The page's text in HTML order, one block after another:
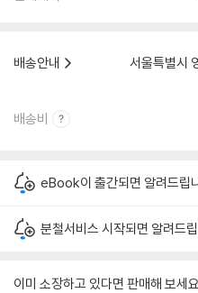
배송안내
서울특별시
배송비
eBook이 출간되면 알려드립
분철서비스 시작되면 알려드
이미 소장하고 있다면 판매해 보세